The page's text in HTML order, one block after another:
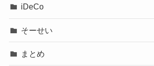
iDeCo
そーせい
まとめ